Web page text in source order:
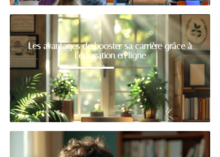
Les avantages de booster sa carrière grâce à
l’éducation en ligne